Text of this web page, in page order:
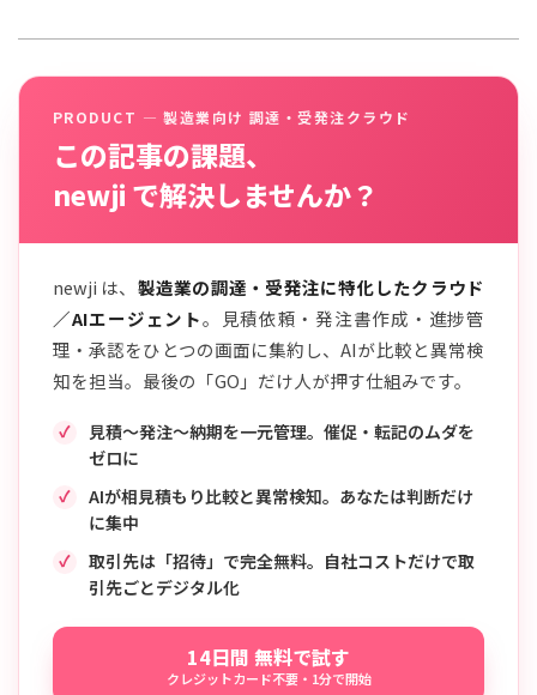
PRODUCT — 製造業向け 調達・受発注クラウド
この記事の課題、
newji で解決しませんか？
newji は、 製造業の調達・受発注に特化したクラウド
／AIエージェント。見積依頼・発注書作成・進捗管
理・承認をひとつの画面に集約し、AIが比較と異常検
知を担当。最後の「GO」だけ人が押す仕組みです。
見積〜発注〜納期を一元管理。催促・転記のムダを
ゼロに
AIが相見積もり比較と異常検知。あなたは判断だけ
に集中
取引先は「招待」で完全無料。自社コストだけで取
引先ごとデジタル化
14日間 無料で試す
クレジットカード不要・1分で開始